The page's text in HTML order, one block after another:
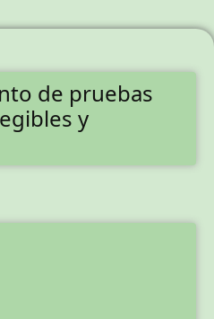
de pruebas
y